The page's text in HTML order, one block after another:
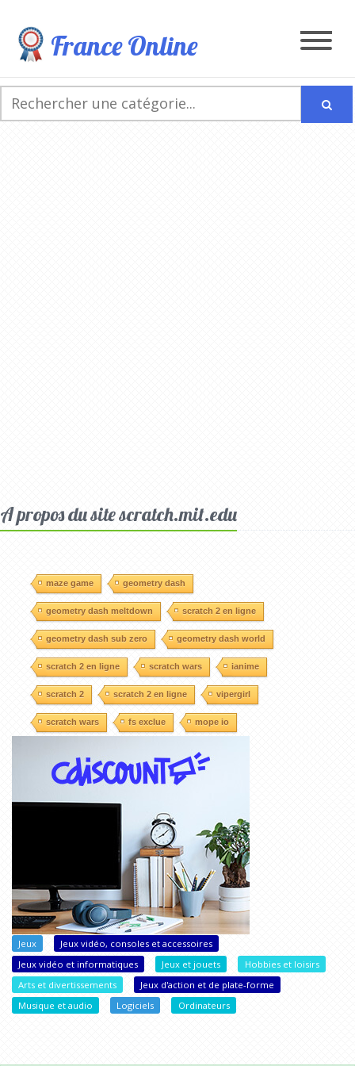
France Online
A propos du site scratch.mit.edu
maze game geometry dash
geometry dash meltdown scratch 2 en ligne
geometry dash sub zero geometry dash world
scratch 2 en ligne scratch wars ianime
scratch 2 scratch 2 en ligne vipergirl
scratch wars fs exclue mope io
Jeux
Jeux vidéo, consoles et accessoires
Jeux vidéo et informatiques
Jeux et jouets
Hobbies et loisirs
Arts et divertissements
Jeux d'action et de plate-forme
Musique et audio
Logiciels Ordinateurs